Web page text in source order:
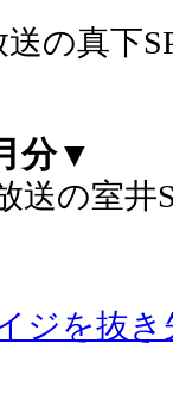
送の真下
分▼
送の室
ジを抜